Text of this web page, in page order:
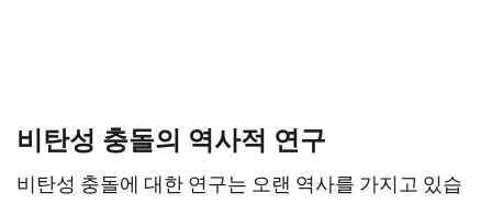
비탄성 충돌의 역사적 연구
비탄성 충돌에 대한 연구는 오랜 역사를 가지고 있습